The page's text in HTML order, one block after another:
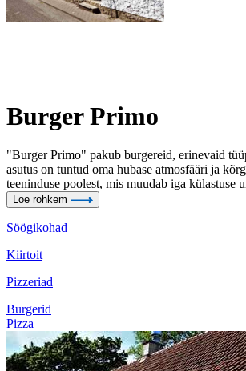
Burger Primo
"Burger Primo" pakub burgereid, erinevaid
asutus on tuntud oma hubase atmosfääri ja
teeninduse poolest, mis muudab iga külastuse
Loe rohkem
Söögikohad
Kiirtoit
Pizzeriad
Burgerid
Pizza